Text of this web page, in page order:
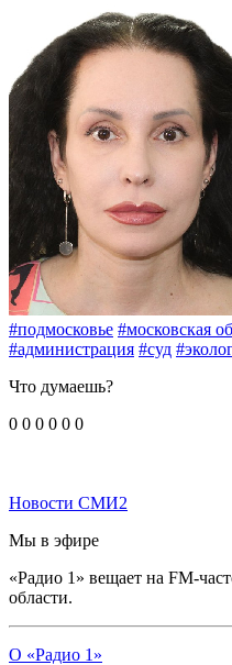
#подмосковье #московская
#администрация #суд
Что думаешь?
0 0 0 0 0 0
Новости СМИ2
Мы в эфире
«Радио 1» вещает на FM-
области.
О «Радио 1»